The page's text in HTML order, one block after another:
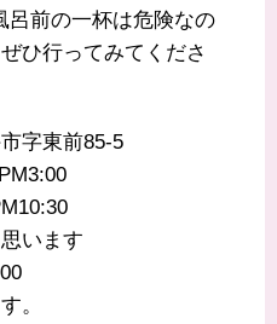
呂前の一杯は危険なの
ひ行ってみてくださ
字東前85-5
います
。